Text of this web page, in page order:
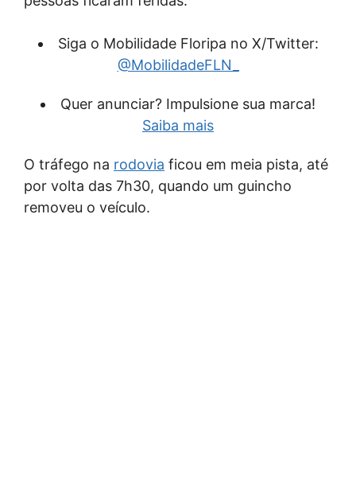
Siga o Mobilidade Floripa no X/Twitter:
@MobilidadeFLN_
Quer anunciar? Impulsione sua marca!
Saiba mais
O tráfego na rodovia ficou em meia pista, até
por volta das 7h30, quando um guincho
removeu o veículo.